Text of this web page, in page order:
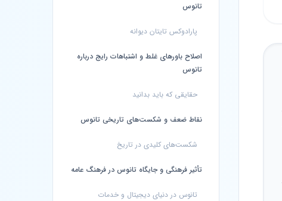
تانوس
پارادوکس تایتان دیوانه
اصلاح باورهای غلط و اشتباهات رایج درباره
تانوس
حقایقی که باید بدانید
نقاط ضعف و شکست‌های تاریخی تانوس
شکست‌های کلیدی در تاریخ
تأثیر فرهنگی و جایگاه تانوس در فرهنگ عامه
تانوس در دنیای دیجیتال و خدمات